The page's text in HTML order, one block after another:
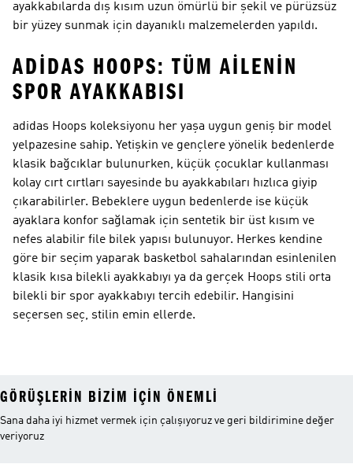
ayakkabılarda dış kısım uzun ömürlü bir şekil ve pürüzsüz
bir yüzey sunmak için dayanıklı malzemelerden yapıldı.
ADIDAS HOOPS: TÜM AILENIN
SPOR AYAKKABISI
adidas Hoops koleksiyonu her yaşa uygun geniş bir model
yelpazesine sahip. Yetişkin ve gençlere yönelik bedenlerde
klasik bağcıklar bulunurken, küçük çocuklar kullanması
kolay cırt cırtları sayesinde bu ayakkabıları hızlıca giyip
çıkarabilirler. Bebeklere uygun bedenlerde ise küçük
ayaklara konfor sağlamak için sentetik bir üst kısım ve
nefes alabilir file bilek yapısı bulunuyor. Herkes kendine
göre bir seçim yaparak basketbol sahalarından esinlenilen
klasik kısa bilekli ayakkabıyı ya da gerçek Hoops stili orta
bilekli bir spor ayakkabıyı tercih edebilir. Hangisini
seçersen seç, stilin emin ellerde.
GÖRÜŞLERIN BIZIM IÇIN ÖNEMLI
Sana daha iyi hizmet vermek için çalışıyoruz ve geri bildirimine değer
veriyoruz